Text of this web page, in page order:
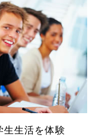
生活を体験